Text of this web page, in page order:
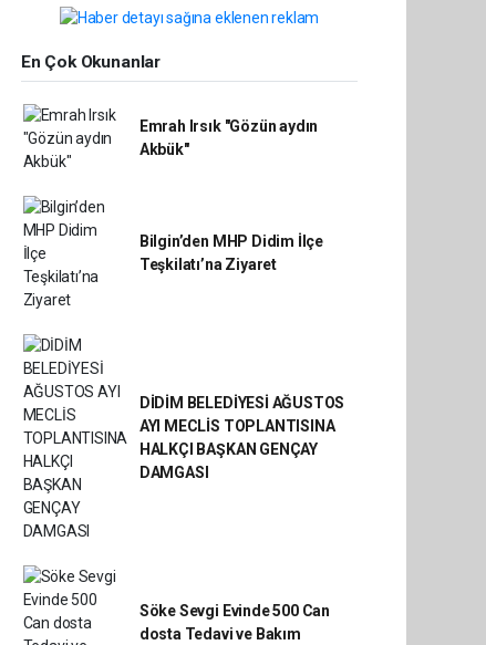
En Çok Okunanlar
Emrah Irsık "Gözün aydın
Akbük"
Bilgin’den MHP Didim İlçe
Teşkilatı’na Ziyaret
DİDİM BELEDİYESİ AĞUSTOS
AYI MECLİS TOPLANTISINA
HALKÇI BAŞKAN GENÇAY
DAMGASI
Söke Sevgi Evinde 500 Can
dosta Tedavi ve Bakım